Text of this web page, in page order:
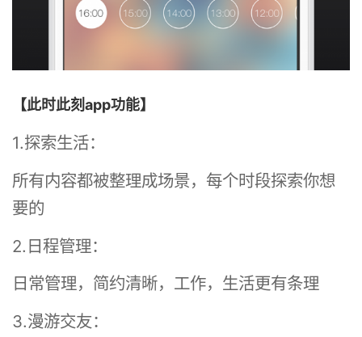
【此时此刻app功能】
1.探索生活：
所有内容都被整理成场景，每个时段探索你想
要的
2.日程管理：
日常管理，简约清晰，工作，生活更有条理
3.漫游交友：